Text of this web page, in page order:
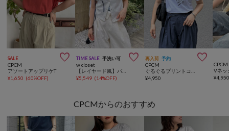
SALE 
CPCM
アソートアップリケT
¥1,650 (60%OFF)
TIME SALE 手洗い可 
w closet
【レイヤード風】パターンメッシュレイヤードT 夏服
¥5,549 (14%OFF)
再入荷 予約 
CPCM
ぐるぐるプリントコンパクトT
¥4,950
CPCM
¥
CPCMからのおすすめ